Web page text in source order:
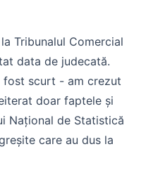
Tribunalul Comercial
data de judecată.
fost scurt - am crezut
doar faptele și
Național de Statistică
care au dus la